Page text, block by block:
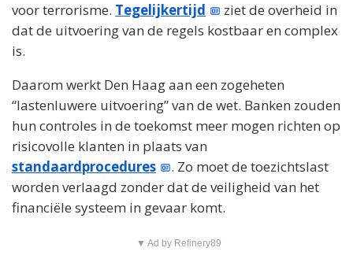
voor terrorisme. Tegelijkertijd
ziet de overheid in
dat de uitvoering van de regels kostbaar en complex
is.
Daarom werkt Den Haag aan een zogeheten
“lastenluwere uitvoering” van de wet. Banken zouden
hun controles in de toekomst meer mogen richten op
risicovolle klanten in plaats van
standaardprocedures
. Zo moet de toezichtslast
worden verlaagd zonder dat de veiligheid van het
financiële systeem in gevaar komt.
▼ Ad by Refinery89